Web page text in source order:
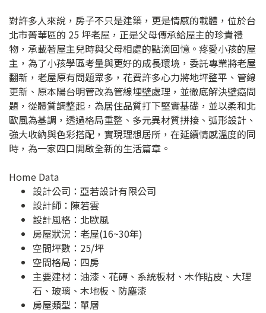
對許多人來說，房子不只是建築，更是情感的載體，位於台
北市菁華區的 25 坪老屋，正是父母傳承給屋主的珍貴禮
物，承載著屋主兒時與父母相處的點滴回憶。疼愛小孩的屋
主，為了小孩學區考量與更好的成長環境，委託專業將老屋
翻新，老屋原有問題眾多，花費許多心力將地坪整平、管線
更新、原本陽台明管改為管線埋壁處理，並徹底解決壁癌問
題，從體質調整起，為居住品質打下堅實基礎，並以柔和北
歐風為基調，透過格局重整、多元異材質拼接、弧形設計、
強大收納與色彩搭配，實現理想居所，在延續情感溫度的同
時，為一家四口開啟全新的生活篇章。
Home Data
設計公司： 亞若設計有限公司
設計師：陳若雲
設計風格：北歐風
房屋狀況：老屋(16~30年)
空間坪數：25/坪
空間格局：四房
主要建材：油漆、花磚、系統板材、木作貼皮、大理
石、玻璃、木地板、防塵漆
房屋類型：單層